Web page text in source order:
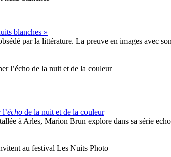
blanches »
par la littérature. La preuve en images avec
écho de la nuit et de la couleur
à Arles, Marion Brun explore dans sa série